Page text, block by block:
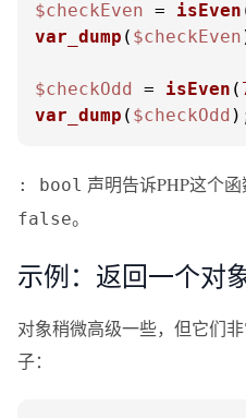
$checkEven = isEven
var_dump ( $checkEven
$checkOdd = isEven (
var_dump ( $checkOdd
: bool 声明告诉PHP这个
false。
示例：返回一个对
对象稍微高级一些，但它们
子：